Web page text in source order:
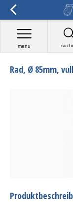
menu
Rad, Ø 85mm,